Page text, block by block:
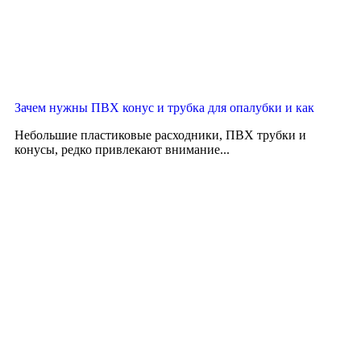
Зачем нужны ПВХ конус и трубка для опалубки и как
Небольшие пластиковые расходники, ПВХ трубки и
конусы, редко привлекают внимание...